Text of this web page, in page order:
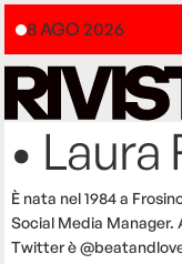
8 AGO 2026
• Laura
È nata nel 1984 a
Social Media Manager.
Twitter è